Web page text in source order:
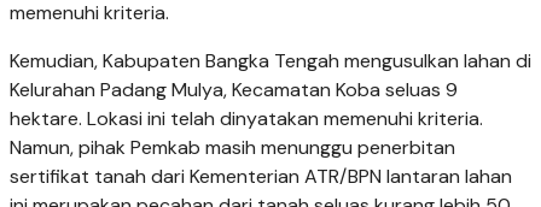
memenuhi kriteria.
Kemudian, Kabupaten Bangka Tengah mengusulkan lahan di
Kelurahan Padang Mulya, Kecamatan Koba seluas 9
hektare. Lokasi ini telah dinyatakan memenuhi kriteria.
Namun, pihak Pemkab masih menunggu penerbitan
sertifikat tanah dari Kementerian ATR/BPN lantaran lahan